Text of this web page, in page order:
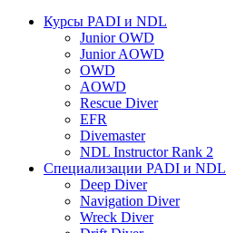
Курсы PADI и NDL
Junior OWD
Junior AOWD
OWD
AOWD
Rescue Diver
EFR
Divemaster
NDL Instructor Rank 2
Специализации PADI и NDL
Deep Diver
Navigation Diver
Wreck Diver